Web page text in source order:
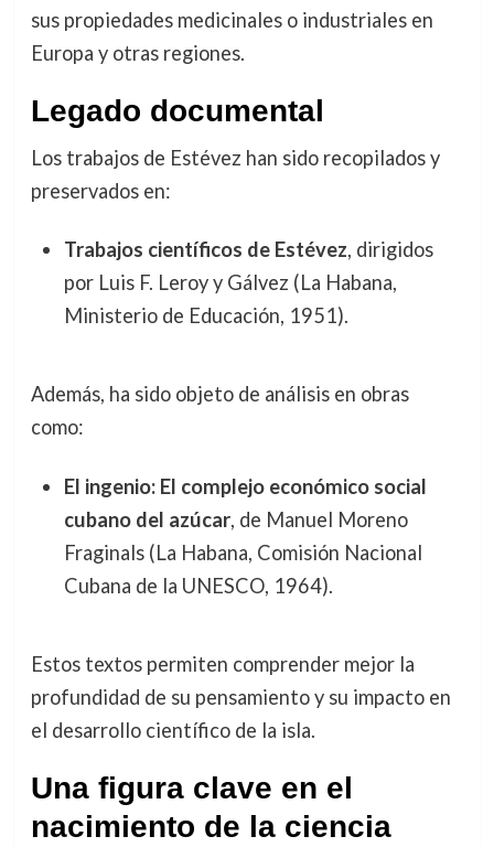
sus propiedades medicinales o industriales en
Europa y otras regiones.
Legado documental
Los trabajos de Estévez han sido recopilados y
preservados en:
Trabajos científicos de Estévez, dirigidos
por Luis F. Leroy y Gálvez (La Habana,
Ministerio de Educación, 1951).
Además, ha sido objeto de análisis en obras
como:
El ingenio: El complejo económico social
cubano del azúcar, de Manuel Moreno
Fraginals (La Habana, Comisión Nacional
Cubana de la UNESCO, 1964).
Estos textos permiten comprender mejor la
profundidad de su pensamiento y su impacto en
el desarrollo científico de la isla.
Una figura clave en el
nacimiento de la ciencia